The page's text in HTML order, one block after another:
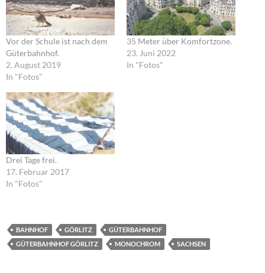
Vor der Schule ist nach dem
Güterbahnhof.
2. August 2019
In "Fotos"
35 Meter über Komfortzone.
23. Juni 2022
In "Fotos"
Drei Tage frei.
17. Februar 2017
In "Fotos"
BAHNHOF GÖRLITZ
GÜTERBAHNHOF
GÜTERBAHNHOF GÖRLITZ
MONOCHROM SACHSEN